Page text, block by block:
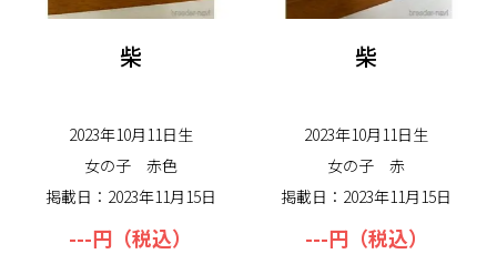
柴
2023年10月11日生
女の子
赤色
掲載日：2023年11月15日
---円（税込）
柴
2023年10月11日生
女の子
赤
掲載日：2023年11月15日
---円（税込）